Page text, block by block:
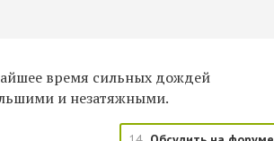
время сильных дождей
и незатяжными.